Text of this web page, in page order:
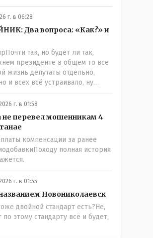
получиться, хотя навряд ли,
"....чтобы вернуть
городам и весям...."
согласно этой же статьи :-
утвердила новое место для
около брода,
урочища Кустанай,
его Ново-Николаевским...." Так
- историческое название,
- его назвали пришлые люди.
г. в 06:28
Два вопроса: «Как?» и
так, но будет ли так,
президенте в общем то все
жизнь депутаты отдельно,
и всех всё устраивало, ну
активных членов общества,
и кого за границу, кого
страны! А теперь когда власть
в карман к народу многим
у депутатов:" А народные ли
те глухо отгородились
партии, которую якобы мы
увы не получается! Парадкс в
не особо нужно, когда пар
выход, а депутаты
барашком на заклание! Но как
конца не продумали, а тут ещё
думать должны были никого
где то) вот так всё и
г. в 01:58
не перевел мошенникам 4
компенсации за ранее
полная история
г. в 01:55
Новониколаевск
двойной стандарт есть?Не,
по этому стандарту всё и будет,